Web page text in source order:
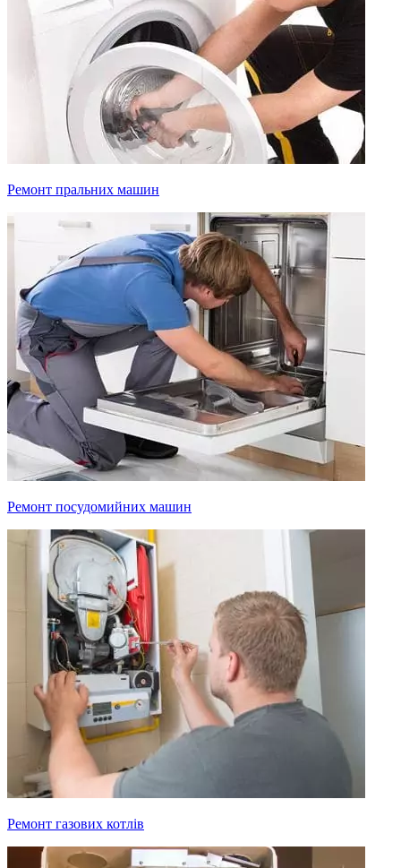
Ремонт пральних машин
Ремонт посудомийних машин
Ремонт газових котлів